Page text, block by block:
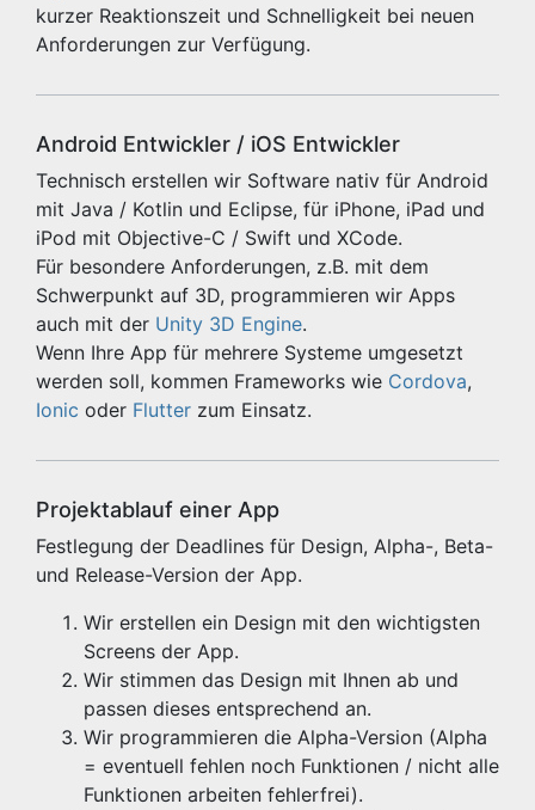
kurzer Reaktionszeit und Schnelligkeit bei neuen
Anforderungen zur Verfügung.
Android Entwickler / iOS Entwickler
Technisch erstellen wir Software nativ für Android
mit Java / Kotlin und Eclipse, für iPhone, iPad und
iPod mit Objective-C / Swift und XCode.
Für besondere Anforderungen, z.B. mit dem
Schwerpunkt auf 3D, programmieren wir Apps
auch mit der Unity 3D Engine.
Wenn Ihre App für mehrere Systeme umgesetzt
werden soll, kommen Frameworks wie Cordova,
Ionic oder Flutter zum Einsatz.
Projektablauf einer App
Festlegung der Deadlines für Design, Alpha-, Beta-
und Release-Version der App.
Wir erstellen ein Design mit den wichtigsten
Screens der App.
Wir stimmen das Design mit Ihnen ab und
passen dieses entsprechend an.
Wir programmieren die Alpha-Version (Alpha
= eventuell fehlen noch Funktionen / nicht alle
Funktionen arbeiten fehlerfrei).